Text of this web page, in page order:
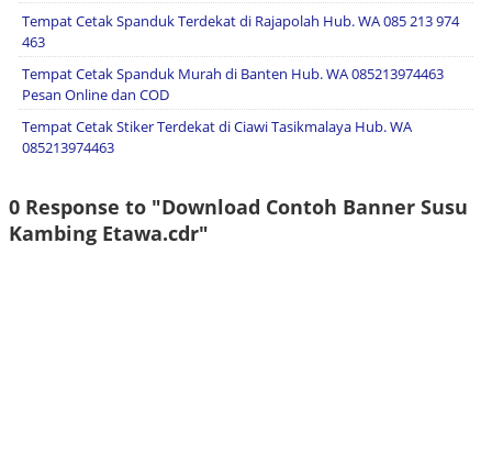
Tempat Cetak Spanduk Terdekat di Rajapolah Hub. WA 085 213 974
463
Tempat Cetak Spanduk Murah di Banten Hub. WA 085213974463
Pesan Online dan COD
Tempat Cetak Stiker Terdekat di Ciawi Tasikmalaya Hub. WA
085213974463
0 Response to "Download Contoh Banner Susu
Kambing Etawa.cdr"